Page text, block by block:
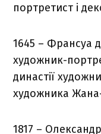
портретист і
1645 – Франсуа
художник-
династії
художника
1817 –